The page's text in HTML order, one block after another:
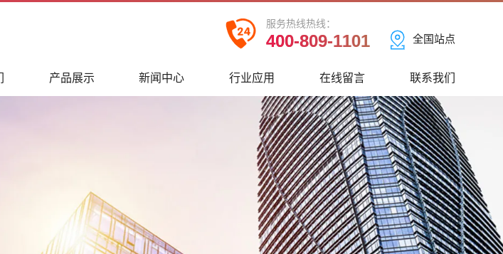
全国站点
服务热线热线：
400-809-1101
产品展示 新闻中心 行业应用 在线留言 联系我们